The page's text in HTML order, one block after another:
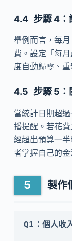
步驟 4：
舉例而言，每
費。設定「每
度自動歸零、重
步驟 5：
當統計日期超
播提醒。若花
經超出預算一
者掌握自己的金
製作